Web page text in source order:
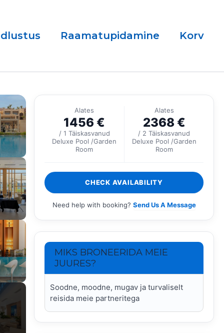
Raamatupidamine Korv
Alates
1456 €
/ 1 Täiskasvanud
Deluxe Pool /Garden
Room
Alates
2368 €
/ 2 Täiskasvanud
Deluxe Pool /Garden
Room
CHECK AVAILABILITY
Need help with booking? Send Us A Message
MIKS BRONEERIDA MEIE
JUURES?
Soodne, moodne, mugav ja turvaliselt
reisida meie partneritega